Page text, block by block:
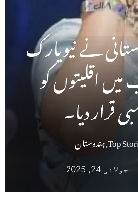
نے نیویارک
میں اقلیتوں کو
قرار دیا۔
Top
,ہندوستان
جولائی 24, 2025